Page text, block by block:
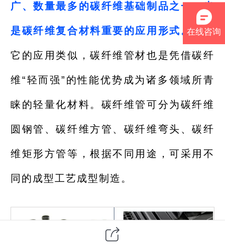
广、数量最多的碳纤维基础制品之一，也
是碳纤维复合材料重要的应用形式。同其
它的应用类似，碳纤维管材也是凭借碳纤
维“轻而强”的性能优势成为诸多领域所青
睐的轻量化材料。碳纤维管可分为碳纤维
圆钢管、碳纤维方管、碳纤维弯头、碳纤
维矩形方管等，根据不同用途，可采用不
同的成型工艺成型制造。
在线咨询